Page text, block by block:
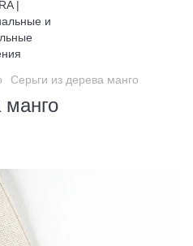
Серьги из дерева манго
манго